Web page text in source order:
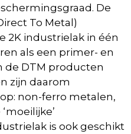
De
To Metal)
2K industrielak in één
als een primer- en
de DTM producten
zijn daarom
non-ferro metalen,
is ook geschikt